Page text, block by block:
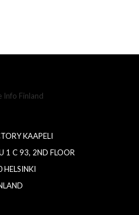
KAAPELI
1 C 93, 2ND FLOOR